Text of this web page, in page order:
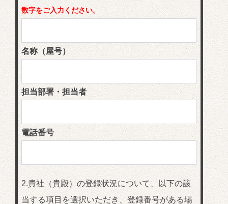
数字をご入力ください。
名称（屋号）
担当部署・担当者
電話番号
2.貴社（貴殿）の登録状況について、以下の該
当する項目を選択いただき、登録番号がある場